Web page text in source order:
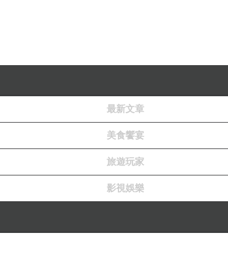
最新文章
美食饗宴
旅遊玩家
影視娛樂